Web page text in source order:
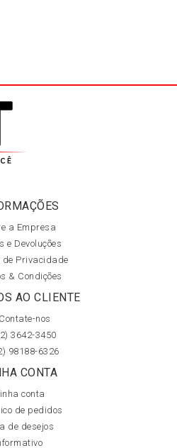
a Empresa
e Devoluções
de Privacidade
& Condições
AO CLIENTE
Contate-nos
3642-3450
98188-6326
CONTA
conta
de pedidos
de desejos